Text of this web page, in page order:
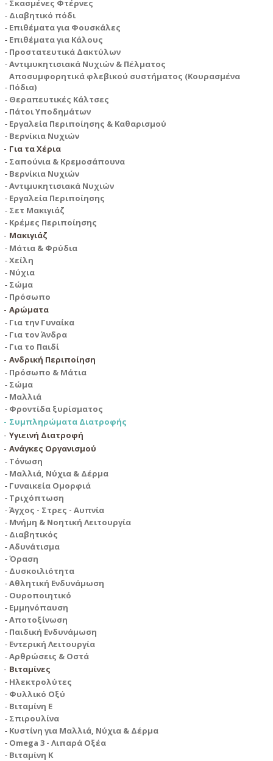
Σκασμένες Φτέρνες
Διαβητικό πόδι
Επιθέματα για Φουσκάλες
Επιθέματα για Κάλους
Προστατευτικά Δακτύλων
Αντιμυκητισιακά Νυχιών & Πέλματος
Αποσυμφορητικά φλεβικού συστήματος (Κουρασμένα
Πόδια)
Θεραπευτικές Κάλτσες
Πάτοι Υποδημάτων
Εργαλεία Περιποίησης & Καθαρισμού
Βερνίκια Νυχιών
Για τα Χέρια
Σαπούνια & Κρεμοσάπουνα
Βερνίκια Νυχιών
Αντιμυκητισιακά Νυχιών
Εργαλεία Περιποίησης
Σετ Μακιγιάζ
Κρέμες Περιποίησης
Μακιγιάζ
Μάτια & Φρύδια
Χείλη
Νύχια
Σώμα
Πρόσωπο
Αρώματα
Για την Γυναίκα
Για τον Άνδρα
Για το Παιδί
Ανδρική Περιποίηση
Πρόσωπο & Μάτια
Σώμα
Μαλλιά
Φροντίδα ξυρίσματος
Συμπληρώματα Διατροφής
Υγιεινή Διατροφή
Ανάγκες Οργανισμού
Τόνωση
Μαλλιά, Νύχια & Δέρμα
Γυναικεία Ομορφιά
Τριχόπτωση
Άγχος - Στρες - Αυπνία
Μνήμη & Νοητική Λειτουργία
Διαβητικός
Αδυνάτισμα
Όραση
Δυσκοιλιότητα
Αθλητική Ενδυνάμωση
Ουροποιητικό
Εμμηνόπαυση
Αποτοξίνωση
Παιδική Ενδυνάμωση
Εντερική Λειτουργία
Αρθρώσεις & Οστά
Βιταμίνες
Ηλεκτρολύτες
Φυλλικό Οξύ
Βιταμίνη Ε
Σπιρουλίνα
Κυστίνη για Μαλλιά, Νύχια & Δέρμα
Omega 3 - Λιπαρά Οξέα
Βιταμίνη Κ